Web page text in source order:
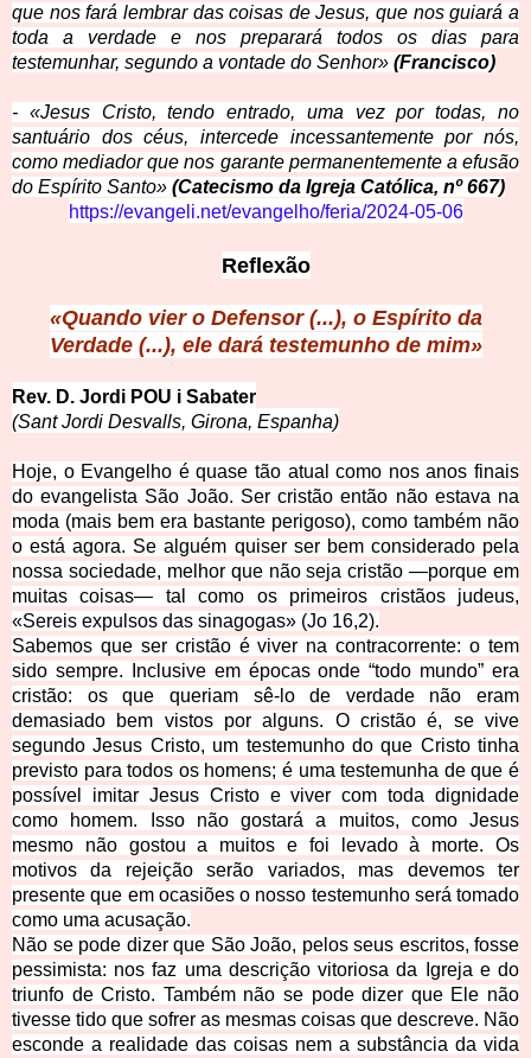
que nos fará lembrar das coisas de Jesus, que nos guiará a
toda a verdade e nos preparará todos os dias para
testemunhar, segundo a vontade do Senhor» (Francisco)
- «Jesus Cristo, tendo entrado, uma vez por todas, no
santuário dos céus, intercede incessantemente por nós,
como mediador que nos garante permanentemente a efusão
do Espírito Santo» (Catecismo da Igreja Católica, nº 667)
https://evangeli.net/evangelho/feria/2024-05-06
Reflexão
«Quando vier o Defensor (...), o Espírito da
Verdade (...), ele dará testemunho de mim»
Rev. D. Jordi POU i Sabater
(Sant Jordi Desvalls, Girona, Espanha)
Hoje, o Evangelho é quase tão atual como nos anos finais
do evangelista São João. Ser cristão então não estava na
moda (mais bem era bastante perigoso), como também não
o está agora. Se alguém quiser ser bem considerado pela
nossa sociedade, melhor que não seja cristão —porque em
muitas coisas— tal como os primeiros cristãos judeus,
«Sereis expulsos das sinagogas» (Jo 16,2).
Sabemos que ser cristão é viver na contracorrente: o tem
sido sempre. Inclusive em épocas onde “todo mundo” era
cristão: os que queriam sê-lo de verdade não eram
demasiado bem vistos por alguns. O cristão é, se vive
segundo Jesus Cristo, um testemunho do que Cristo tinha
previsto para todos os homens; é uma testemunha de que é
possível imitar Jesus Cristo e viver com toda dignidade
como homem. Isso não gostará a muitos, como Jesus
mesmo não gostou a muitos e foi levado à morte. Os
motivos da rejeição serão variados, mas devemos ter
presente que em ocasiões o nosso testemunho será tomado
como uma acusação.
Não se pode dizer que São João, pelos seus escritos, fosse
pessimista: nos faz uma descrição vitoriosa da Igreja e do
triunfo de Cristo. Também não se pode dizer que Ele não
tivesse tido que sofrer as mesmas coisas que descreve. Não
esconde a realidade das coisas nem a substância da vida